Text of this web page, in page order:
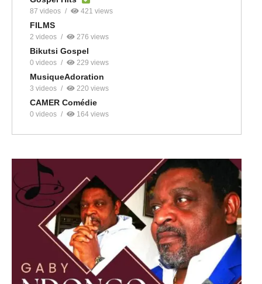
87 videos 421 views
FILMS
2 videos 276 views
Bikutsi Gospel
0 videos 229 views
MusiqueAdoration
3 videos 220 views
CAMER Comédie
0 videos 164 views